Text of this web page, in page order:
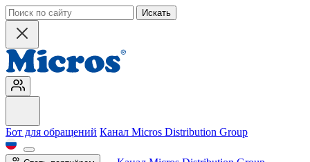
Искать
Бот для обращений Канал Micros Distribution Group